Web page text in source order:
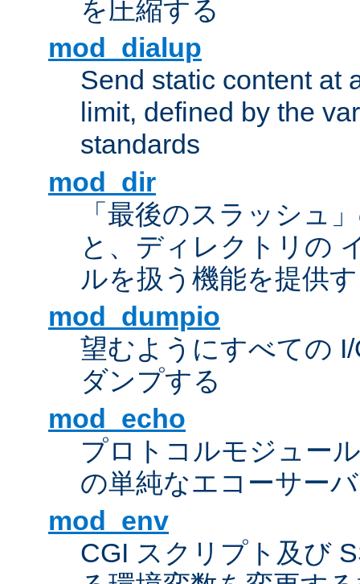
を圧縮する
mod_dialup
Send static content at
limit, defined by the
standards
mod_dir
「最後のスラッシュ
と、ディレクトリの
ルを扱う機能を提供
mod_dumpio
望むようにすべての
ダンプする
mod_echo
プロトコルモジュー
の単純なエコーサーバ
mod_env
CGI スクリプト及び